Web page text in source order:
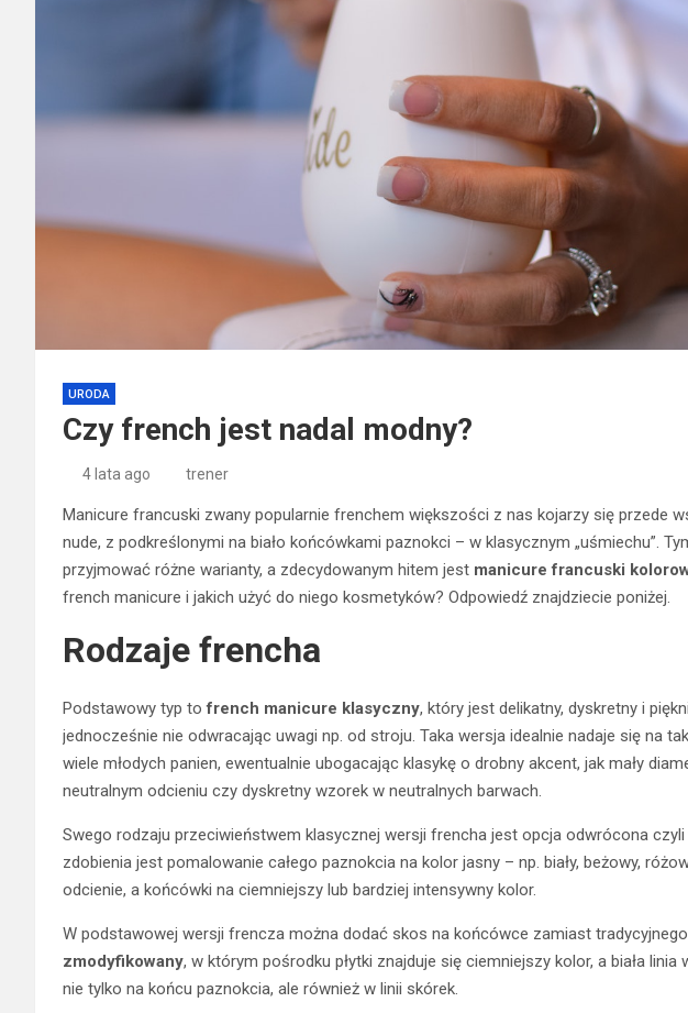
URODA
Czy french jest nadal modny?
4 lata ago trener
Manicure francuski zwany popularnie frenchem większości z nas kojarzy się przede
nude, z podkreślonymi na biało końcówkami paznokci – w klasycznym „uśmiechu”.
przyjmować różne warianty, a zdecydowanym hitem jest manicure francuski
french manicure i jakich użyć do niego kosmetyków? Odpowiedź znajdziecie poniżej.
Rodzaje frencha
Podstawowy typ tofrench manicure klasyczny, który jest delikatny, dyskretny i
jednocześnie nie odwracając uwagi np. od stroju. Taka wersja idealnie nadaje się na
wiele młodych panien, ewentualnie ubogacając klasykę o drobny akcent, jak mały
neutralnym odcieniu czy dyskretny wzorek w neutralnych barwach.
Swego rodzaju przeciwieństwem klasycznej wersji frencha jest opcja odwrócona czyli
zdobienia jest pomalowanie całego paznokcia na kolor jasny – np. biały, beżowy,
odcienie, a końcówki na ciemniejszy lub bardziej intensywny kolor.
W podstawowej wersji frencza można dodać skos na końcówce zamiast
zmodyfikowany, w którym pośrodku płytki znajduje się ciemniejszy kolor, a biała
nie tylko na końcu paznokcia, ale również w linii skórek.